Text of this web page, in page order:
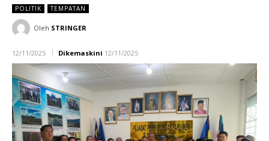
POLITIK TEMPATAN
Oleh STRINGER
12/11/2025 Dikemaskini 12/11/2025